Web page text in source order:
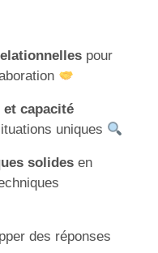
pour
capacité
uniques
solides en
des réponses